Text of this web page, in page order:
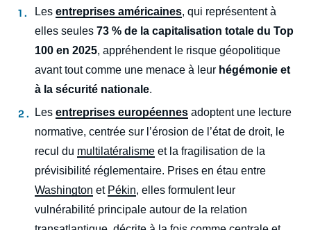
Les entreprises américaines, qui représentent à
elles seules 73 % de la capitalisation totale du Top
100 en 2025, appréhendent le risque géopolitique
avant tout comme une menace à leur hégémonie et
à la sécurité nationale.
Les entreprises européennes adoptent une lecture
normative, centrée sur l’érosion de l’état de droit, le
recul du multilatéralisme et la fragilisation de la
prévisibilité réglementaire. Prises en étau entre
Washington et Pékin, elles formulent leur
vulnérabilité principale autour de la relation